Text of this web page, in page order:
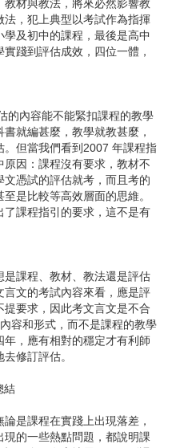
材與教法，將來必然影響教
，犯上典型以考試作為指揮
及初中的課程，最後是高中
踐到評估成效，四位一體，
內容能不能緊扣課程的教學
就編甚麼，教學就教甚麼，
但當我們看到2007 年課程指
因：課程沒有要求，教材不
憑試的評估就考，而且考的
是比較等高效層面的思維。
課程指引的要求，這不是有
課程、教材、教法還是評估
文的考試內容來看，應是評
要求，因此考文言文是不合
容和形式，而不是課程的教學
，應有相對的穩定才有利師
修訂評估。
結
是課程在實踐上出現落差，
的一些熱點問題，都說明課